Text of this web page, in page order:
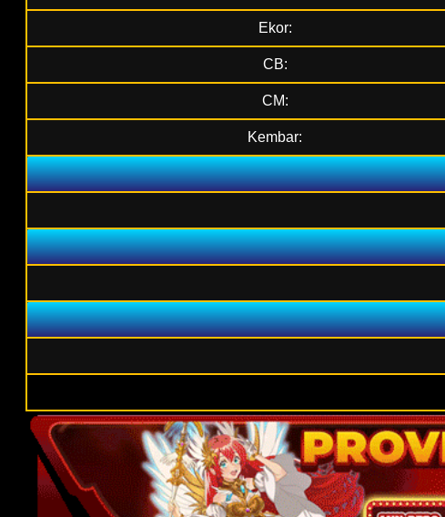
Ekor:
CB:
CM:
Kembar: